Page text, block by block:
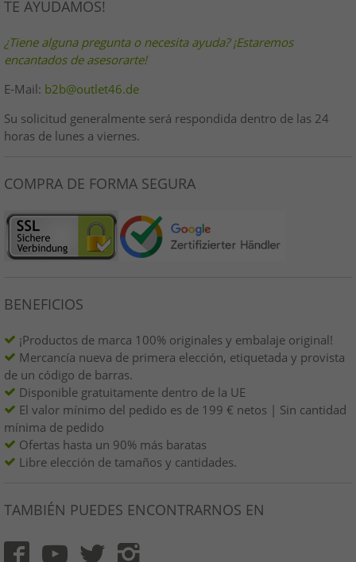
TE AYUDAMOS!
¿Tiene alguna pregunta o necesita ayuda? ¡Estaremos
encantados de asesorarte!
E-Mail: b2b@outlet46.de
Su solicitud generalmente será respondida dentro de las 24
horas de lunes a viernes.
COMPRA DE FORMA SEGURA
BENEFICIOS
¡Productos de marca 100% originales y embalaje original!
Mercancía nueva de primera elección, etiquetada y provista
de un código de barras.
Disponible gratuitamente dentro de la UE
El valor mínimo del pedido es de 199 € netos | Sin cantidad
mínima de pedido
Ofertas hasta un 90% más baratas
Libre elección de tamaños y cantidades.
TAMBIÉN PUEDES ENCONTRARNOS EN